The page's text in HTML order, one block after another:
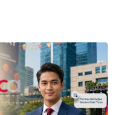
r
i
B
e
s